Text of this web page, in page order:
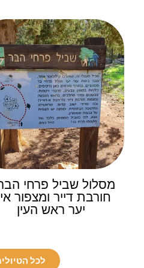
מסלול שביל פרחי
חורבת דייר ומצפור
יער ראש העין
לכל